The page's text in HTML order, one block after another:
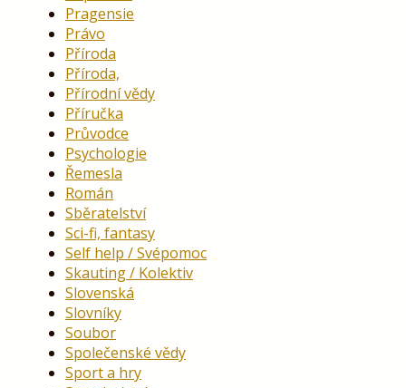
Pragensie
Právo
Příroda
Příroda,
Přírodní vědy
Příručka
Průvodce
Psychologie
Řemesla
Román
Sběratelství
Sci-fi, fantasy
Self help / Svépomoc
Skauting / Kolektiv
Slovenská
Slovníky
Soubor
Společenské vědy
Sport a hry